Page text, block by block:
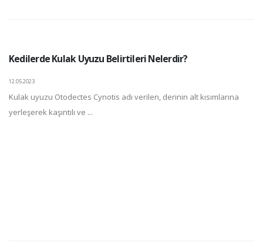
Kedilerde Kulak Uyuzu Belirtileri Nelerdir?
12.05.2023
Kulak uyuzu Otodectes Cynotis adı verilen, derinin alt kısımlarına
yerleşerek kaşıntılı ve ...